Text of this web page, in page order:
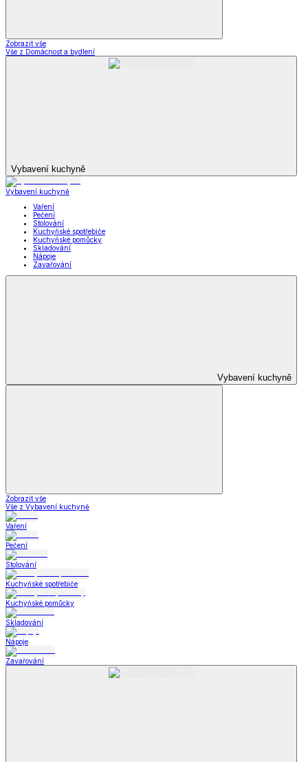
Zobrazit vše
Vše z Domácnost a bydlení
Vybavení kuchyně
Vybavení kuchyně
Vaření
Pečení
Stolování
Kuchyňské spotřebiče
Kuchyňské pomůcky
Skladování
Nápoje
Zavařování
Vybavení kuchyně
Zobrazit vše
Vše z Vybavení kuchyně
Vaření
Pečení
Stolování
Kuchyňské spotřebiče
Kuchyňské pomůcky
Skladování
Nápoje
Zavařování